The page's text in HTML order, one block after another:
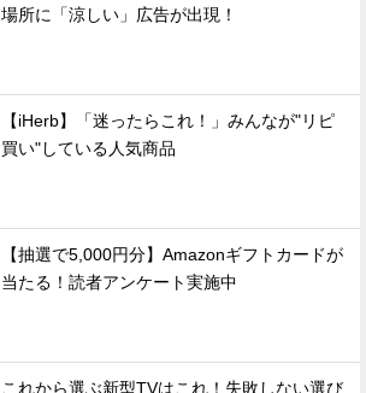
場所に「涼しい」広告が出現！
【iHerb】「迷ったらこれ！」みんなが"リピ
買い"している人気商品
【抽選で5,000円分】Amazonギフトカードが
当たる！読者アンケート実施中
これから選ぶ新型TVはこれ！失敗しない選び